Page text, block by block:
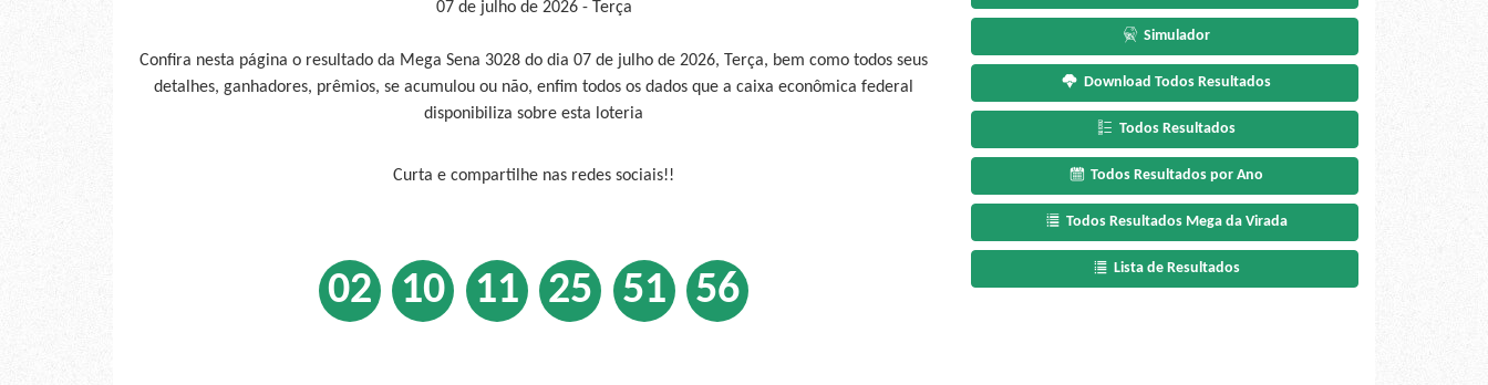
07 de julho de 2026 - Terça
Confira nesta página o resultado da Mega Sena 3028 do dia 07 de julho de 2026, Terça, bem como todos seus
detalhes, ganhadores, prêmios, se acumulou ou não, enfim todos os dados que a caixa econômica federal
disponibiliza sobre esta loteria
Curta e compartilhe nas redes sociais!!
02 10 11 25 51 56
Simulador
Download Todos Resultados
Todos Resultados
Todos Resultados por Ano
Todos Resultados Mega da Virada
Lista de Resultados